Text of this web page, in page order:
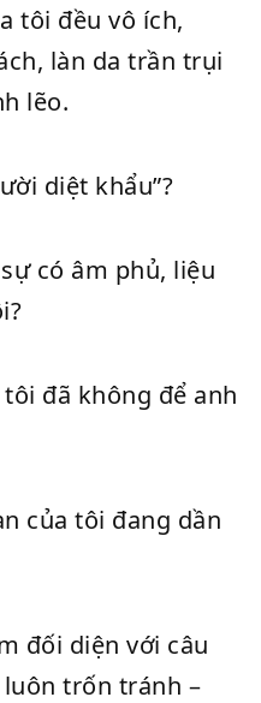
tôi đều vô ích,
làn da trần trụi
lẽo.
diệt khẩu”?
có âm phủ, liệu
đã không để anh
của tôi đang dần
đối diện với câu
trốn tránh –